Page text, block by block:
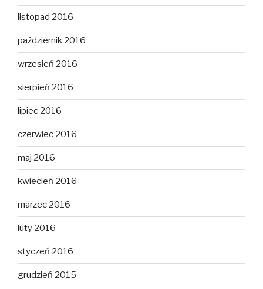
listopad 2016
październik 2016
wrzesień 2016
sierpień 2016
lipiec 2016
czerwiec 2016
maj 2016
kwiecień 2016
marzec 2016
luty 2016
styczeń 2016
grudzień 2015